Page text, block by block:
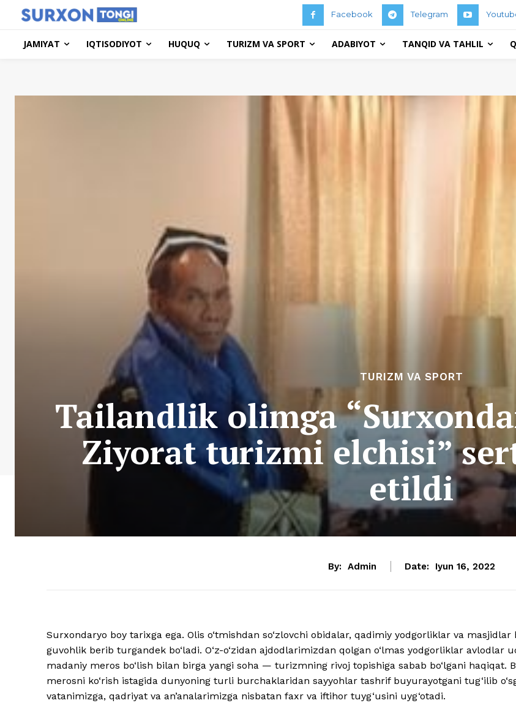
Facebook Telegram
JAMIYAT IQTISODIYOT HUQUQ TURIZM VA SPORT ADABIYOT TANQID VA TAHLIL
TURIZM VA SPORT
Tailandlik olimga
Ziyorat turizmi elchisi”
etildi
By: Admin Date: Iyun 16, 2022
Surxondaryo boy tarixga ega. Olis o‘tmishdan so‘zlovchi obidalar, qadimiy yodgorliklar va masjidlar
guvohlik berib turgandek bo‘ladi. O‘z-o‘zidan ajdodlarimizdan qolgan o‘lmas yodgorliklar avlodlar
madaniy meros bo‘lish bilan birga yangi soha — turizmning rivoj topishiga sabab bo‘lgani haqiqat.
merosni ko‘rish istagida dunyoning turli burchaklaridan sayyohlar tashrif buyurayotgani tug‘ilib
vatanimizga, qadriyat va an’analarimizga nisbatan faxr va iftihor tuyg‘usini uyg‘otadi.